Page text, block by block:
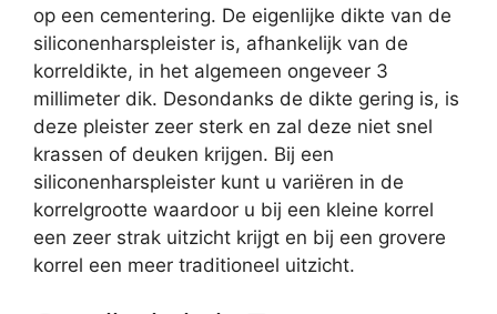
op een cementering. De eigenlijke dikte van de
siliconenharspleister is, afhankelijk van de
korreldikte, in het algemeen ongeveer 3
millimeter dik. Desondanks de dikte gering is, is
deze pleister zeer sterk en zal deze niet snel
krassen of deuken krijgen. Bij een
siliconenharspleister kunt u variëren in de
korrelgrootte waardoor u bij een kleine korrel
een zeer strak uitzicht krijgt en bij een grovere
korrel een meer traditioneel uitzicht.